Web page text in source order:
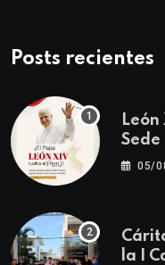
Posts recientes
del05/
la I